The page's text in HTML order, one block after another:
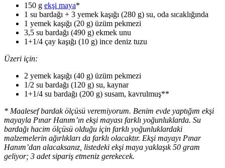
150 g ekşi maya*
1 su bardağı + 3 yemek kaşığı (280 g) su, oda sıcaklığında
1 yemek kaşığı (20 g) üzüm pekmezi
3,5 su bardağı (490 g) ekmek unu
1+1/4 çay kaşığı (10 g) ince deniz tuzu
Üzeri için:
2 yemek kaşığı (40 g) üzüm pekmezi
1/2 su bardağı (120 g) su, kaynar
1+1/4 su bardağı (200 g) susam, kavrulmuş**
* Maalesef bardak ölçüsü veremiyorum. Benim evde yaptığım ekşi
mayayla Pınar Hanım’ın ekşi mayası farklı yoğunluklarda. Su
bardağı hacim ölçüsü olduğu için farklı yoğunluklardaki
malzemelerin ağırlıkları da farklı olacaktır. Ekşi mayayı Pınar
Hanım’dan alacaksanız, listedeki ekşi maya yaklaşık 50 gram
geliyor; 3 adet sipariş etmeniz gerekecek.